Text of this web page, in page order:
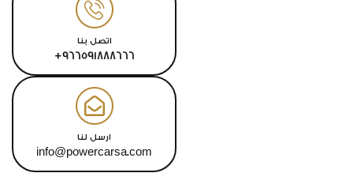
اتصل بنا
966591888666+
ارسل لنا
info@powercarsa.com